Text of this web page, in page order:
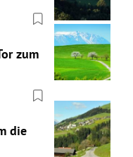
zum
die